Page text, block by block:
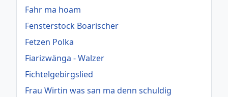
Fahr ma hoam
Fensterstock Boarischer
Fetzen Polka
Fiarizwänga - Walzer
Fichtelgebirgslied
Frau Wirtin was san ma denn schuldig